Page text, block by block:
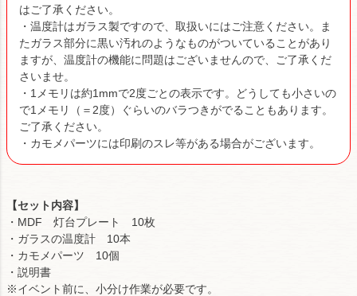
はご了承ください。
・温度計はガラス製ですので、取扱いにはご注意ください。ま
たガラス部分に黒い汚れのようなものがついていることがあり
ますが、温度計の機能に問題はございませんので、ご了承くだ
さいませ。
・1メモリは約1mmで2度ごとの表示です。どうしても小さいの
で1メモリ（＝2度）ぐらいのバラつきがでることもあります。
ご了承ください。
・カモメパーツには印刷のスレ等がある場合がございます。
【セット内容】
・MDF 灯台プレート 10枚
・ガラスの温度計 10本
・カモメパーツ 10個
・説明書
※イベント前に、小分け作業が必要です。